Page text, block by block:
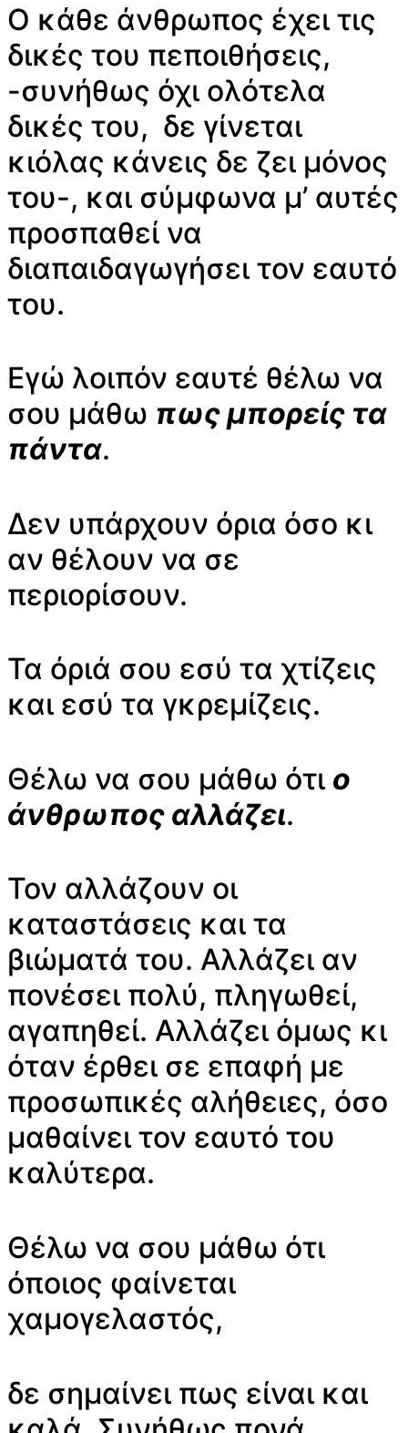
Ο κάθε άνθρωπος έχει τις
δικές του πεποιθήσεις,
-συνήθως όχι ολότελα
δικές του, δε γίνεται
κιόλας κάνεις δε ζει μόνος
του-, και σύμφωνα μ’ αυτές
προσπαθεί να
διαπαιδαγωγήσει τον εαυτό
του.
Εγώ λοιπόν εαυτέ θέλω να
σου μάθω πως μπορείς τα
πάντα.
Δεν υπάρχουν όρια όσο κι
αν θέλουν να σε
περιορίσουν.
Τα όριά σου εσύ τα χτίζεις
και εσύ τα γκρεμίζεις.
Θέλω να σου μάθω ότι ο
άνθρωπος αλλάζει.
Τον αλλάζουν οι
καταστάσεις και τα
βιώματά του. Αλλάζει αν
πονέσει πολύ, πληγωθεί,
αγαπηθεί. Αλλάζει όμως κι
όταν έρθει σε επαφή με
προσωπικές αλήθειες, όσο
μαθαίνει τον εαυτό του
καλύτερα.
Θέλω να σου μάθω ότι
όποιος φαίνεται
χαμογελαστός,
δε σημαίνει πως είναι και